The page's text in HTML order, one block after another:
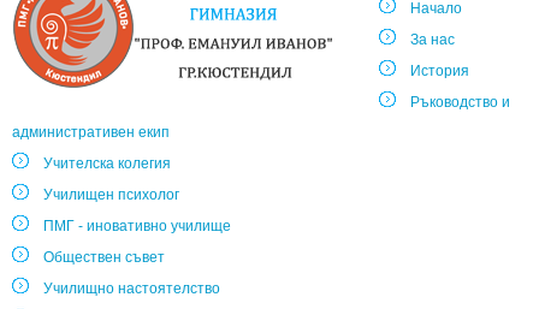
Начало
За нас
История
Ръководство и
административен екип
Учителска колегия
Училищен психолог
ПМГ - иновативно училище
Обществен съвет
Училищно настоятелство